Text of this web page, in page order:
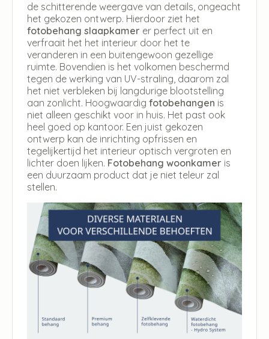
de schitterende weergave van details, ongeacht
het gekozen ontwerp. Hierdoor ziet het
fotobehang slaapkamer er perfect uit en
verfraait het het interieur door het te
veranderen in een buitengewoon gezellige
ruimte. Bovendien is het volkomen beschermd
tegen de werking van UV-straling, daarom zal
het niet verbleken bij langdurige blootstelling
aan zonlicht. Hoogwaardig fotobehangen is
niet alleen geschikt voor in huis. Het past ook
heel goed op kantoor. Een juist gekozen
ontwerp kan de inrichting opfrissen en
tegelijkertijd het interieur optisch vergroten en
lichter doen lijken. Fotobehang woonkamer is
een duurzaam product dat je niet teleur zal
stellen.